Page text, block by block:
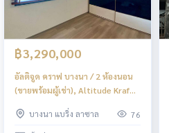
฿3,290,000
อัลติจูด คราฟ บางนา / 2 ห้องนอน
(ขายพร้อมผู้เช่า), Altitude Kraf
WITH TENANT) DA042
บางนา แบริ่ง ลาซาล 76